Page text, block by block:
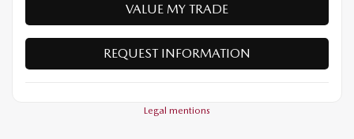
VALUE MY TRADE
REQUEST INFORMATION
Legal mentions